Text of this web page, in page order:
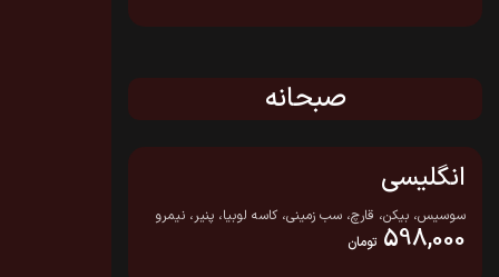
صبحانه
انگلیسی
سوسیس، بیکن، قارچ، سب زمینی، کاسه لوبیا، پنیر، نیمرو
598,000 تومان